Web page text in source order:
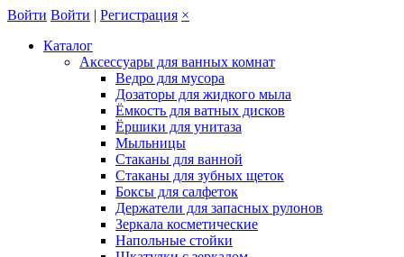
Войти Войти | Регистрация ×
Каталог
Аксессуары для ванных комнат
Ведро для мусора
Дозаторы для жидкого мыла
Ёмкость для ватных дисков
Ёршики для унитаза
Мыльницы
Стаканы для ванной
Стаканы для зубных щеток
Боксы для салфеток
Держатели для запасных рулонов
Зеркала косметические
Напольные стойки